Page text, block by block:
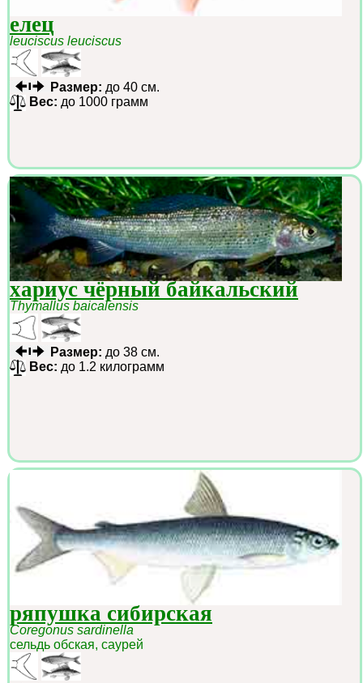
елец
leuciscus leuciscus
Размер: до 40 см.
Вес: до 1000 грамм
хариус чёрный байкальский
Thymallus baicalensis
Размер: до 38 см.
Вес: до 1.2 килограмм
ряпушка сибирская
Coregonus sardinella
сельдь обская, саурей